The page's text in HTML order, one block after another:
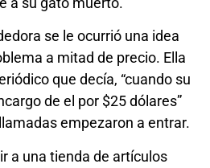
se le ocurrió una idea
a mitad de precio. Ella
que decía, “cuando su
de el por $25 dólares”
empezaron a entrar.
a una tienda de artículos